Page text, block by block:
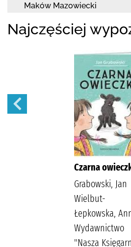
Maków Mazowiecki
Najczęściej
Czarna
Grabowski, Jan
Wielbut-
Łepkowska,
Wydawnictwo
"Nasza